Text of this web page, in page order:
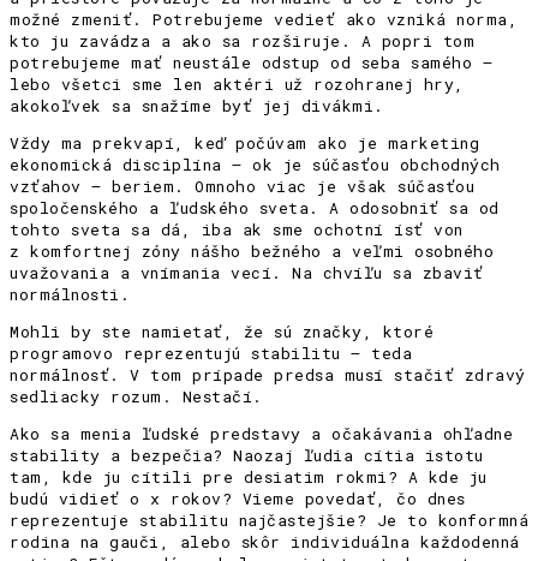
možné zmeniť. Potrebujeme vedieť ako vzniká norma,
kto ju zavádza a ako sa rozširuje. A popri tom
potrebujeme mať neustále odstup od seba samého –
lebo všetci sme len aktéri už rozohranej hry,
akokoľvek sa snažíme byť jej divákmi.
Vždy ma prekvapí, keď počúvam ako je marketing
ekonomická disciplína – ok je súčasťou obchodných
vzťahov – beriem. Omnoho viac je však súčasťou
spoločenského a ľudského sveta. A odosobniť sa od
tohto sveta sa dá, iba ak sme ochotní ísť von
z komfortnej zóny nášho bežného a veľmi osobného
uvažovania a vnímania vecí. Na chvíľu sa zbaviť
normálnosti.
Mohli by ste namietať, že sú značky, ktoré
programovo reprezentujú stabilitu – teda
normálnosť. V tom prípade predsa musí stačiť zdravý
sedliacky rozum. Nestačí.
Ako sa menia ľudské predstavy a očakávania ohľadne
stability a bezpečia? Naozaj ľudia cítia istotu
tam, kde ju cítili pre desiatim rokmi? A kde ju
budú vidieť o x rokov? Vieme povedať, čo dnes
reprezentuje stabilitu najčastejšie? Je to konformná
rodina na gauči, alebo skôr individuálna každodenná